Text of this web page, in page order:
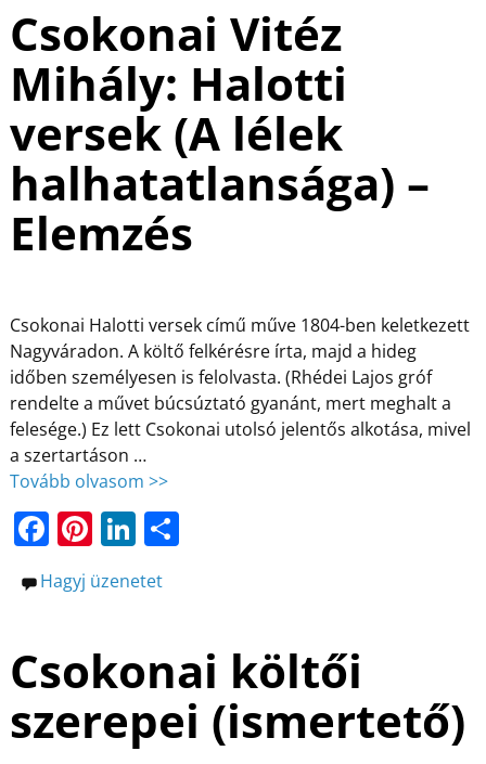
b
o
o
k
st dI
n
m
e
g
Csokonai Vitéz
Mihály: Halotti
versek (A lélek
halhatatlansága) –
Elemzés
Csokonai Halotti versek című műve 1804-ben keletkezett
Nagyváradon. A költő felkérésre írta, majd a hideg
időben személyesen is felolvasta. (Rhédei Lajos gróf
rendelte a művet búcsúztató gyanánt, mert meghalt a
felesége.) Ez lett Csokonai utolsó jelentős alkotása, mivel
a szertartáson …
Tovább olvasom >>
F
a
c
b
o
o
Pi
nt
er
st
Li
n
k
dI
n
O
m
e
g
Hagyj üzenetet
Csokonai költői
szerepei (ismertető)